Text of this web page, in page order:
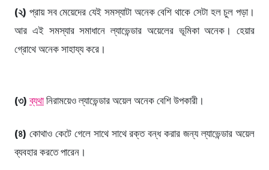
(২) প্রায় সব মেয়েদের যেই সমস্যাটা অনেক বেশি থাকে সেটা হল চুল পড়া।
আর এই সমস্যার সমাধানে ল্যাভেন্ডার অয়েলের ভূমিকা অনেক। হেয়ার
গ্রোথে অনেক সাহায্য করে।
(৩) ব্যথানিরাময়েও ল্যাভেন্ডার অয়েল অনেক বেশি উপকারী।
(৪) কোথাও কেটে গেলে সাথে সাথে রক্ত বন্ধ করার জন্য ল্যাভেন্ডার অয়েল
ব্যবহার করতে পারেন।